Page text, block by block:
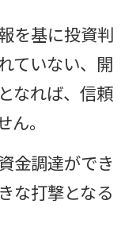
を基に投資判
ていない、開
なれば、信頼
。
金調達ができ
な打撃となる